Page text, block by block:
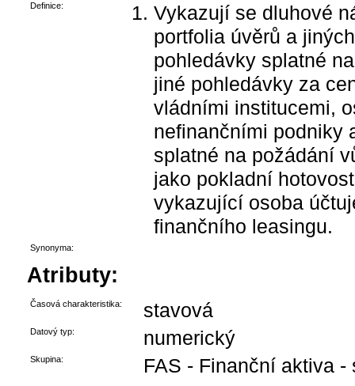
Definice:
Vykazují se dluhové
portfolia úvěrů a
pohledávky splatné
jiné pohledávky za
vládními institucemi,
nefinančními podniky
splatné na požádání
jako pokladní
vykazující osoba
finančního leasingu.
Synonyma:
Atributy:
Časová charakteristika: stavová
Datový typ: numerický
Skupina: FAS - Finanční aktiva -